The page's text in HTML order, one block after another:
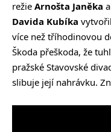
režie Arnošta Janěka
Davida Kubíka
více než tříhodinovou
Škoda přeškoda, že
pražské Stavovské
slibuje její nahrávku.